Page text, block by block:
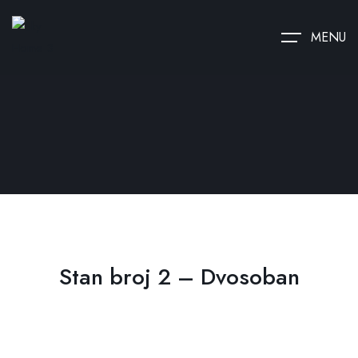
MENU
Stan broj 2 – Dvosoban